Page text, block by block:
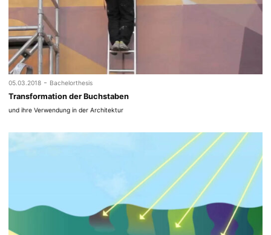
05.03.2018 - Bachelorthesis
Transformation der Buchstaben
und ihre Verwendung in der Architektur